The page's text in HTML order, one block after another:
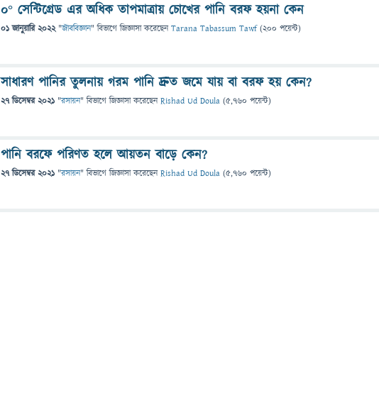
০° সেন্টিগ্রেড এর অধিক তাপমাত্রায় চোখের পানি বরফ হয়না কেন
01 জানুয়ারি 2022 "জীববিজ্ঞান" বিভাগে জিজ্ঞাসাকরেছেনTarana Tabassum Tawf (200 পয়েন্ট)
সাধারণ পানির তুলনায় গরম পানি দ্রুত জমে যায় বা বরফ হয় কেন?
27 ডিসেম্বর 2021 "রসায়ন" বিভাগে জিজ্ঞাসাকরেছেনRishad Ud Doula (5,760 পয়েন্ট)
পানি বরফে পরিণত হলে আয়তন বাড়ে কেন?
27 ডিসেম্বর 2021 "রসায়ন" বিভাগে জিজ্ঞাসাকরেছেনRishad Ud Doula (5,760 পয়েন্ট)